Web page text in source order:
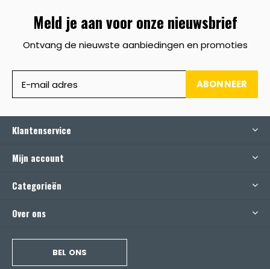
Meld je aan voor onze nieuwsbrief
Ontvang de nieuwste aanbiedingen en promoties
ABONNEER
Klantenservice
Mijn account
Categorieën
Over ons
BEL ONS